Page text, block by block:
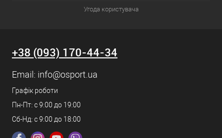
Угода користувача
+38 (093) 170-44-34
Email: info@osport.ua
Графік роботи
Пн-Пт: с 9:00 до 19:00
Сб-Нд: с 9:00 до 18:00